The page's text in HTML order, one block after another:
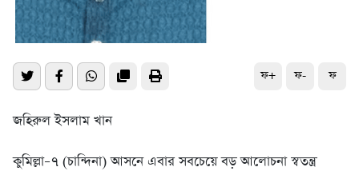
ফ+ ফ- ফ
জহিরুল ইসলাম খান
কুমিল্লা–৭ (চান্দিনা) আসনে এবার সবচেয়ে বড় আলোচনা স্বতন্ত্র